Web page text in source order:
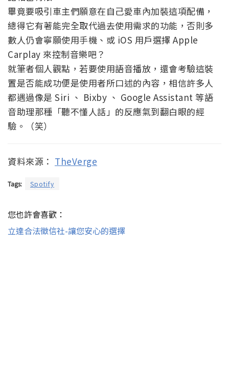
畢竟要吸引車主們願意在自己愛車內加裝這項配備，
總得它有著能完全取代過去使用需求的功能，否則多
數人仍會寧願使用手機、或 iOS 用戶選擇 Apple
Carplay 來控制音樂吧？
就筆者個人觀點，若要使用語音播放，還會考驗這裝
置是否能成功便是使用者所口述的內容，相信許多人
都遇過像是 Siri 、 Bixby 、 Google Assistant 等語
音助理那種「聽不懂人話」的反應氣到翻白眼的經
驗。（笑）
資料來源： TheVerge
Tags: Spotify
您也許會喜歡：
立達合法徵信社-讓您安心的選擇